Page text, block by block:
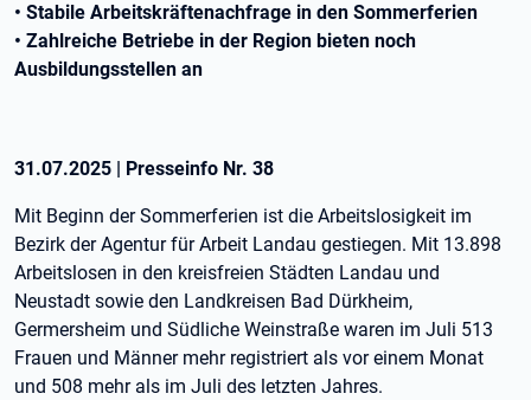
• Stabile Arbeitskräftenachfrage in den Sommerferien
• Zahlreiche Betriebe in der Region bieten noch
Ausbildungsstellen an
31.07.2025 | Presseinfo Nr. 38
Mit Beginn der Sommerferien ist die Arbeitslosigkeit im
Bezirk der Agentur für Arbeit Landau gestiegen. Mit 13.898
Arbeitslosen in den kreisfreien Städten Landau und
Neustadt sowie den Landkreisen Bad Dürkheim,
Germersheim und Südliche Weinstraße waren im Juli 513
Frauen und Männer mehr registriert als vor einem Monat
und 508 mehr als im Juli des letzten Jahres.